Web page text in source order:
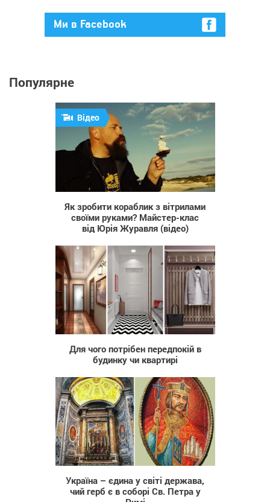
Ми в Facebook
Популярне
1 256
Відео
Як зробити кораблик з вітрилами
своїми руками? Майстер-клас
від Юрія Журавля (відео)
135
Для чого потрібен передпокій в
будинку чи квартирі
4 676
Україна – єдина у світі держава,
чий герб є в соборі Св. Петра у